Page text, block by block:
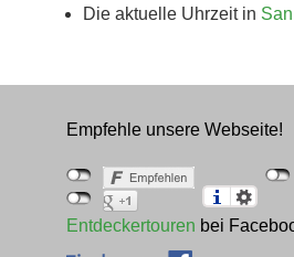
Die aktuelle Uhrzeit in
Empfehle unsere Webseite!
Entdeckertouren bei